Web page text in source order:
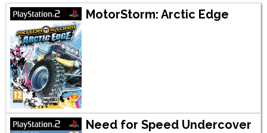
MotorStorm: Arctic Edge
Need for Speed Undercover